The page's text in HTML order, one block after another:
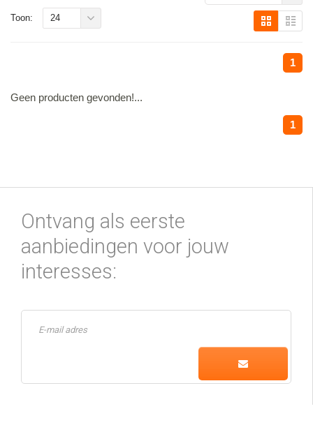
1
Toon: 24
Geen producten gevonden!...
1
Ontvang als eerste
aanbiedingen voor jouw
interesses: